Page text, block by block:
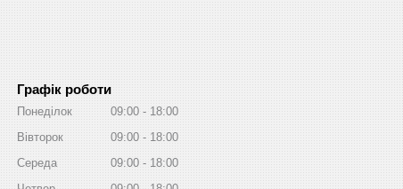
Графік роботи
Понеділок 09:00
18:00
Вівторок
09:00
18:00
Середа
09:00
18:00